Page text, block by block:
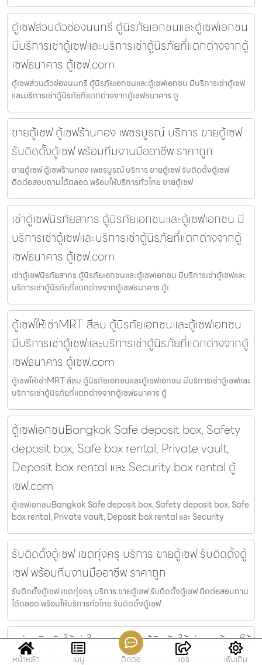
ตู้เซฟส่วนตัวช่องนนทรี ตู้นิรภัยเอกชนและตู้เซฟเอกชน
มีบริการเช่าตู้เซฟและบริการเช่าตู้นิรภัยที่แตกต่างจากตู้
เซฟธนาคาร ตู้เซฟ.com
ตู้เซฟส่วนตัวช่องนนทรี ตู้นิรภัยเอกชนและตู้เซฟเอกชน มีบริการเช่าตู้เซฟ
และบริการเช่าตู้นิรภัยที่แตกต่างจากตู้เซฟธนาคาร ตู
ขายตู้เซฟ ตู้เซฟร้านทอง เพชรบูรณ์ บริการ ขายตู้เซฟ
รับติดตั้งตู้เซฟ พร้อมทีมงานมืออาชีพ ราคาถูก
ขายตู้เซฟ ตู้เซฟร้านทอง เพชรบูรณ์ บริการ ขายตู้เซฟ รับติดตั้งตู้เซฟ
ติดต่อสอบถามได้ตลอด พร้อมให้บริการทั่วไทย ขายตู้เซฟ
เช่าตู้เซฟนิรภัยสาทร ตู้นิรภัยเอกชนและตู้เซฟเอกชน มี
บริการเช่าตู้เซฟและบริการเช่าตู้นิรภัยที่แตกต่างจากตู้
เซฟธนาคาร ตู้เซฟ.com
เช่าตู้เซฟนิรภัยสาทร ตู้นิรภัยเอกชนและตู้เซฟเอกชน มีบริการเช่าตู้เซฟและ
บริการเช่าตู้นิรภัยที่แตกต่างจากตู้เซฟธนาคาร ตู้เ
ตู้เซฟให้เช่าMRT สีลม ตู้นิรภัยเอกชนและตู้เซฟเอกชน
มีบริการเช่าตู้เซฟและบริการเช่าตู้นิรภัยที่แตกต่างจากตู้
เซฟธนาคาร ตู้เซฟ.com
ตู้เซฟให้เช่าMRT สีลม ตู้นิรภัยเอกชนและตู้เซฟเอกชน มีบริการเช่าตู้เซฟและ
บริการเช่าตู้นิรภัยที่แตกต่างจากตู้เซฟธนาคาร ตู้
ตู้เซฟเอกชนBangkok Safe deposit box, Safety
deposit box, Safe box rental, Private vault,
Deposit box rental และ Security box rental ตู้
เซฟ.com
ตู้เซฟเอกชนBangkok Safe deposit box, Safety deposit box, Safe
box rental, Private vault, Deposit box rental และ Security
รับติดตั้งตู้เซฟ เขตทุ่งครุ บริการ ขายตู้เซฟ รับติดตั้งตู้
เซฟ พร้อมทีมงานมืออาชีพ ราคาถูก
รับติดตั้งตู้เซฟ เขตทุ่งครุ บริการ ขายตู้เซฟ รับติดตั้งตู้เซฟ ติดต่อสอบถาม
ได้ตลอด พร้อมให้บริการทั่วไทย รับติดตั้งตู้เซฟ
กล่องนิรภัยให้เช่าใจกลางเมือง ตู้นิรภัยให้เช่าและตู้เซฟให้
เช่า คือบริการตู้นิรภัยสำหรับการเช่าตู้นิรภัยและเช่าตู้
หน้าหลัก เมนู ติดต่อ แชร์ เพิ่มเติม